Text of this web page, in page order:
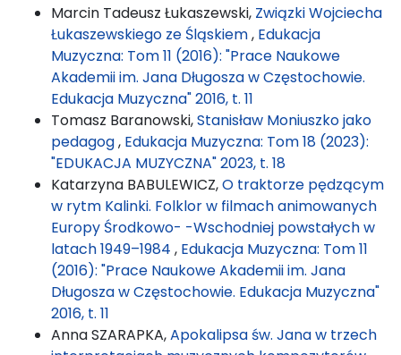
Marcin Tadeusz Łukaszewski, Związki Wojciecha
Łukaszewskiego ze Śląskiem, Edukacja
Muzyczna: Tom 11 (2016): "Prace Naukowe
Akademii im. Jana Długosza w Częstochowie.
Edukacja Muzyczna" 2016, t. 11
Tomasz Baranowski,Stanisław Moniuszko jako
pedagog, Edukacja Muzyczna: Tom 18 (2023):
"EDUKACJA MUZYCZNA" 2023, t. 18
Katarzyna BABULEWICZ,O traktorze pędzącym
w rytm Kalinki. Folklor w filmach animowanych
Europy Środkowo- -Wschodniej powstałych w
latach 1949–1984 , Edukacja Muzyczna: Tom 11
(2016): "Prace Naukowe Akademii im. Jana
Długosza w Częstochowie. Edukacja Muzyczna"
2016, t. 11
Anna SZARAPKA,Apokalipsa św. Jana w trzech